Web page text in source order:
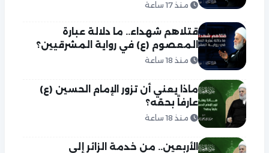
منذ 17 ساعة
قتلاهم شهداء.. ما دلالة عبارة
المعصوم (ع) في رواية المشرقيين؟
منذ 18 ساعة
ماذا يعني أن تزور الإمام الحسين (ع)
عارفاً بحقه؟
منذ 18 ساعة
الأربعين.. من خدمة الزائر إلى